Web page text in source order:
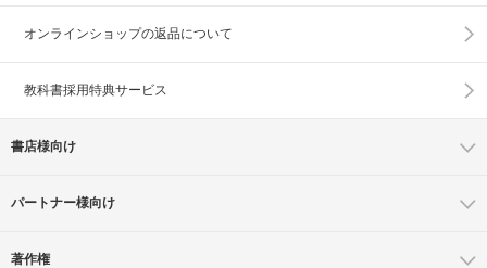
オンラインショップの返品について
教科書採用特典サービス
書店様向け
パートナー様向け
著作権